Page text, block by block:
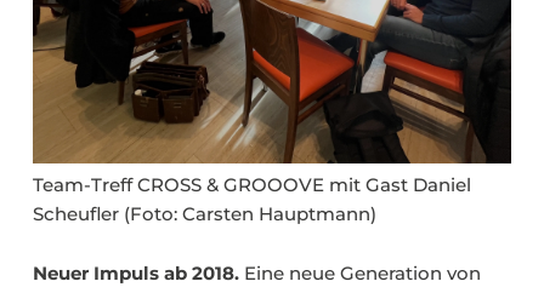
Team-Treff CROSS & GROOOVE mit Gast Daniel
Scheufler (Foto: Carsten Hauptmann)
Neuer Impuls ab 2018.Eine neue Generation von